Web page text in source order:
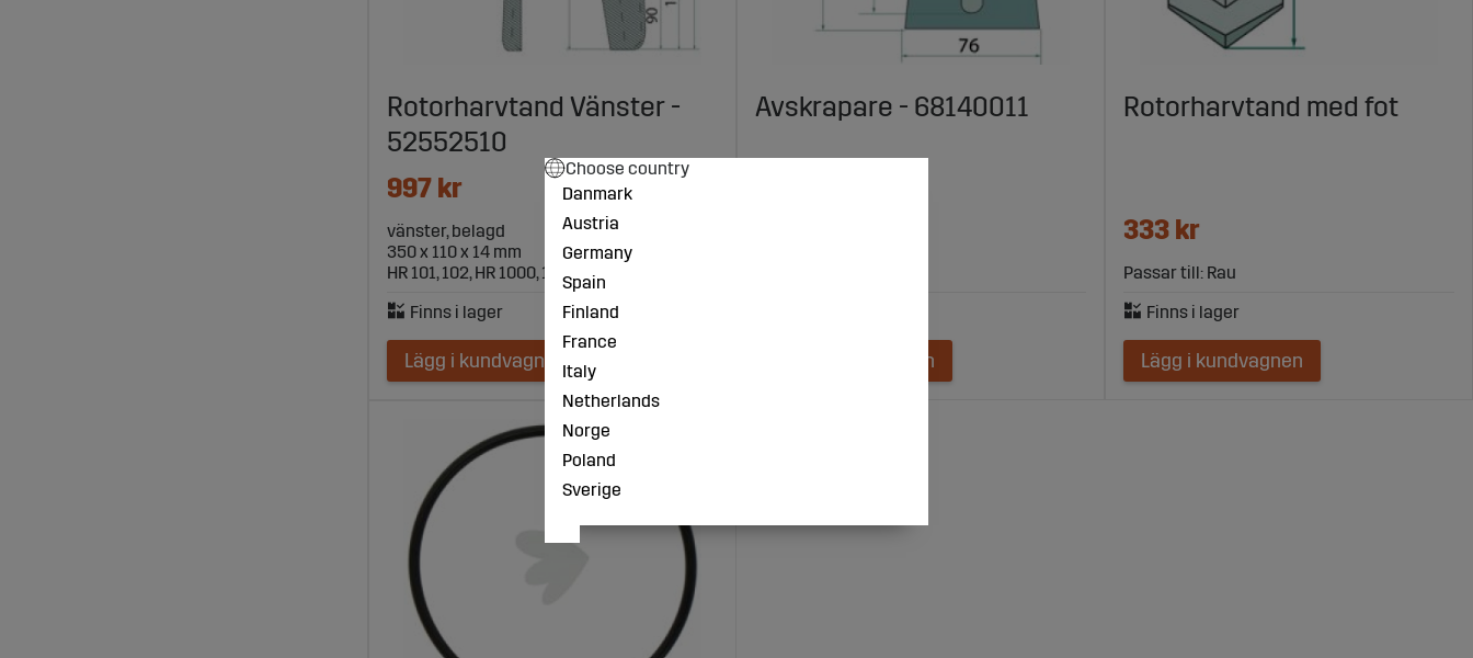
Rotorharvtand Vänster -
52552510
997 kr
vänster, belagd
350 x 110 x 14 mm
HR 101, 102, HR 1000, 1001, 1002
Lägg i kundvagnen
Avskrapare - 68140011
Lägg i kundvagnen
Rotorharvtand med fot
333 kr
Passar till: Rau
Lägg i kundvagnen
Choose country
Danmark
Austria
Germany
Spain
Finland
France
Italy
Netherlands
Norge
Poland
Sverige